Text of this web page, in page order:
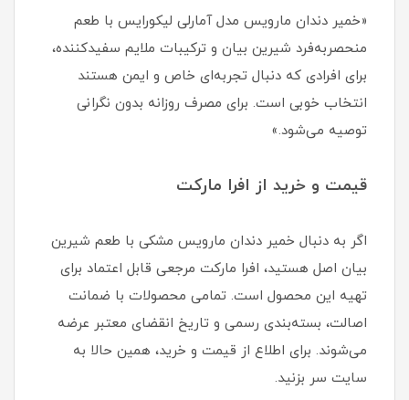
«خمیر دندان مارویس مدل آمارلی لیکورایس با طعم
منحصربه‌فرد شیرین بیان و ترکیبات ملایم سفیدکننده،
برای افرادی که دنبال تجربه‌ای خاص و ایمن هستند
انتخاب خوبی است. برای مصرف روزانه بدون نگرانی
توصیه می‌شود.»
قیمت و خرید از افرا مارکت
اگر به دنبال خمیر دندان مارویس مشکی با طعم شیرین
بیان اصل هستید، افرا مارکت مرجعی قابل اعتماد برای
تهیه این محصول است. تمامی محصولات با ضمانت
اصالت، بسته‌بندی رسمی و تاریخ انقضای معتبر عرضه
می‌شوند. برای اطلاع از قیمت و خرید، همین حالا به
سایت سر بزنید.